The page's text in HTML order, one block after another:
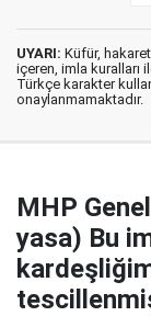
UYARI: Küfür,
içeren, imla kuralları
Türkçe karakter
onaylanmamaktadır.
MHP
yasa) Bu